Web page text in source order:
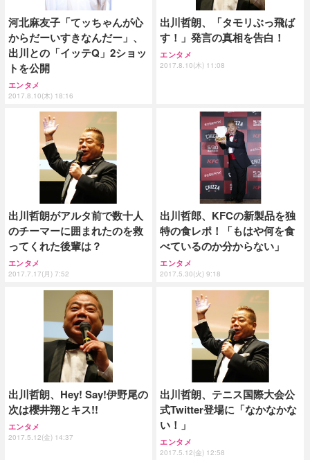
河北麻友子「てッちゃんが心
からだーいすきなんだー」、
出川との「イッテQ」2ショッ
トを公開
エンタメ
2017.8.10(木) 18:16
出川哲朗、「タモリぶっ飛ば
す！」発言の真相を告白！
エンタメ
2017.8.10(木) 11:08
出川哲朗がアルタ前で数十人
のチーマーに囲まれたのを救
ってくれた後輩は？
エンタメ
2017.7.17(月) 7:52
出川哲郎、KFCの新製品を独
特の食レポ！「もはや何を食
べているのか分からない」
エンタメ
2017.5.30(火) 9:18
出川哲朗、Hey! Say!伊野尾の
次は櫻井翔とキス!!
エンタメ
2017.5.12(金) 14:37
出川哲朗、テニス国際大会公
式Twitter登場に「なかなかな
い！」
エンタメ
2017.5.12(金) 12:58